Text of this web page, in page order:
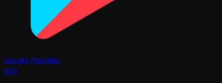
Google Play'den
İndir